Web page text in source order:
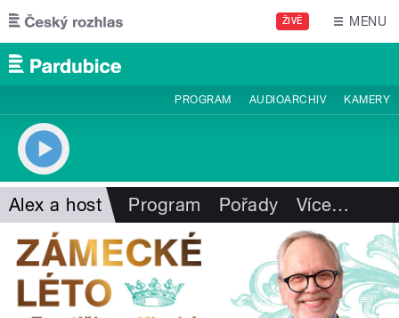
Přejít k hlavnímu obsahu
ŽIVĚ MENU
PROGRAM AUDIOARCHIV KAMERY
Alex a host Program Pořady Více…